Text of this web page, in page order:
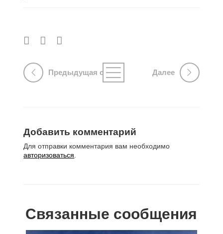
Предыдущая страница Далее
Добавить комментарий
Для отправки комментария вам необходимо
авторизоваться
Связанные сообщения